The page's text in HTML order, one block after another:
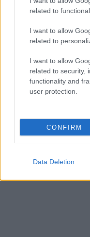
related to
I want to allow
related to
I want to allow
related to security,
functionality and
user protection.
CONFIRM
Data Deletion